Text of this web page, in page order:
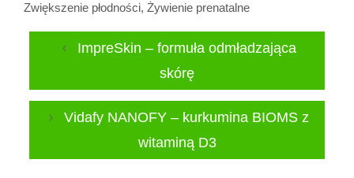
Zwiększenie płodności, Żywienie prenatalne
ImpreSkin – formuła odmładzająca
skórę
Vidafy NANOFY – kurkumina BIOMS z
witaminą D3